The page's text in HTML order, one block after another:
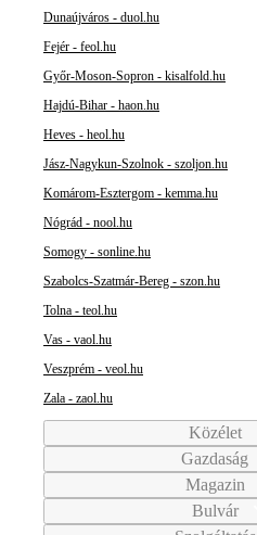
Dunaújváros - duol.hu
Fejér - feol.hu
Győr-Moson-Sopron - kisalfold.hu
Hajdú-Bihar - haon.hu
Heves - heol.hu
Jász-Nagykun-Szolnok - szoljon.hu
Komárom-Esztergom - kemma.hu
Nógrád - nool.hu
Somogy - sonline.hu
Szabolcs-Szatmár-Bereg - szon.hu
Tolna - teol.hu
Vas - vaol.hu
Veszprém - veol.hu
Zala - zaol.hu
Közélet
Gazdaság
Magazin
Bulvár